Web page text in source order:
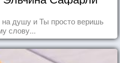
на душу и Ты просто веришь
слову...